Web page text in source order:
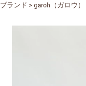
ブランド >garoh（ガロウ）